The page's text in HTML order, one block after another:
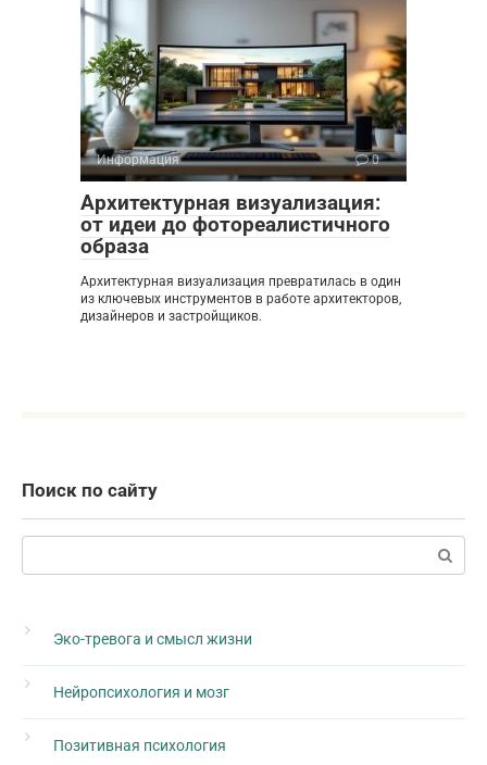
Информация 0
Архитектурная визуализация:
от идеи до фотореалистичного
образа
Архитектурная визуализация превратилась в один
из ключевых инструментов в работе архитекторов,
дизайнеров и застройщиков.
Поиск по сайту
Поиск:
Эко-тревога и смысл жизни
Нейропсихология и мозг
Позитивная психология